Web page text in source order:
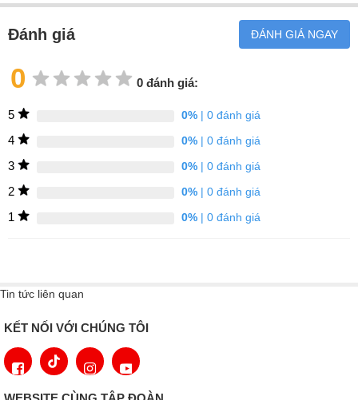
Hệ thống NoFrost
Là loại chức năng quen thuộc trong các dòng sản phẩm Tủ lạnh
Miele có công dụng giúp việc nấu nướng sẽ không bị gián đoạn đi
mất, khi quên rã đông thức ăn. Sẽ thuận tiện hơn khi hệ thống
NoFrost của Tủ đông Miele MasterCool F 2672 Vi chất lượng cao
Đánh giá ĐÁNH GIÁ NGAY
0 0 đánh giá:
5 0%| 0 đánh giá
4 0%| 0 đánh giá
3 0%| 0 đánh giá
2 0%| 0 đánh giá
1 0%| 0 đánh giá
Tin tức liên quan
KẾT NỐI VỚI CHÚNG TÔI